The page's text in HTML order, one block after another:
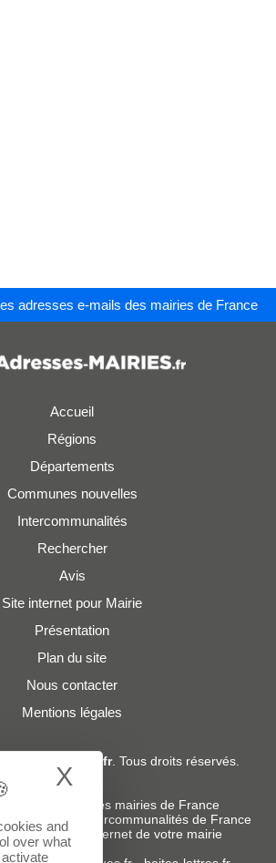
adresses e-mails des mairies de France
Accueil
Régions
Départements
Communes nouvelles
Intercommunalités
Rechercher
Avis
Site internet pour Mairie
Présentation
Plan du site
Nous contacter
Mentions légales
Mairies.fr. Tous droits réservés.
Services :
e-mails des mairies de France
e-mails des intercommunalités de France
du site internet de votre mairie
and
over what
X